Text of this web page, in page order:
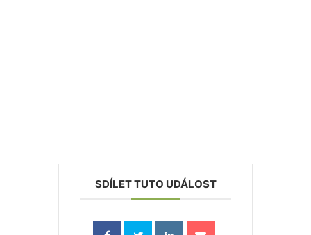
SDÍLET TUTO UDÁLOST